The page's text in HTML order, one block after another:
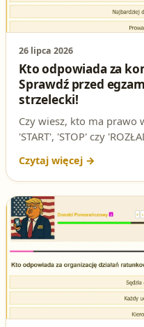
26 lipca 2026
Kto odpowiada za
Sprawdź przed
strzelecki!
Czy wiesz, kto ma prawo
'START', 'STOP' czy
Sprawdź, czy znasz
online!